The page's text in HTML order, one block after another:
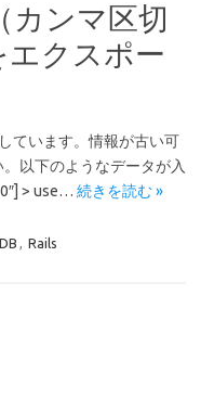
カンマ区切
エクスポー
ています。情報が古い可
以下のようなデータが入
> use… 続きを読む »
, Rails